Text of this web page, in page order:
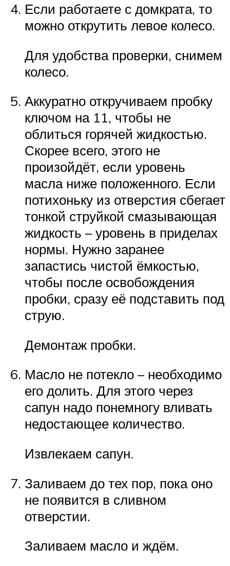
Если работаете с домкрата, то
можно открутить левое колесо.
Для удобства проверки, снимем
колесо.
Аккуратно откручиваем пробку
ключом на 11, чтобы не
облиться горячей жидкостью.
Скорее всего, этого не
произойдёт, если уровень
масла ниже положенного. Если
потихоньку из отверстия сбегает
тонкой струйкой смазывающая
жидкость – уровень в приделах
нормы. Нужно заранее
запастись чистой ёмкостью,
чтобы после освобождения
пробки, сразу её подставить под
струю.
Демонтаж пробки.
Масло не потекло – необходимо
его долить. Для этого через
сапун надо понемногу вливать
недостающее количество.
Извлекаем сапун.
Заливаем до тех пор, пока оно
не появится в сливном
отверстии.
Заливаем масло и ждём.